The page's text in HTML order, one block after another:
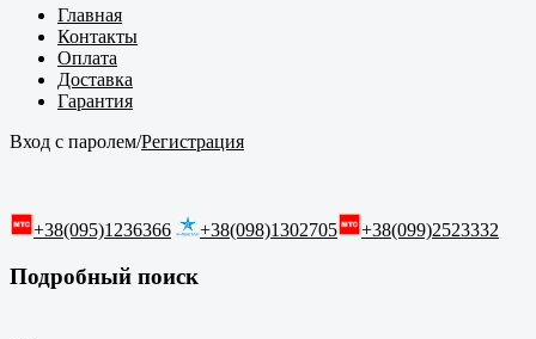
Главная
Контакты
Оплата
Доставка
Гарантия
Вход с паролем/Регистрация
+38(095)1236366 +38(098)1302705 +38(099)2523332
Подробный поиск